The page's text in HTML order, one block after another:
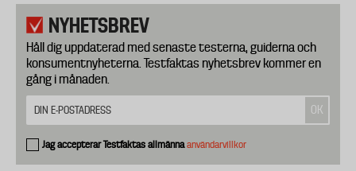
NYHETSBREV
Håll dig uppdaterad med senaste testerna, guiderna och
konsumentnyheterna. Testfaktas nyhetsbrev kommer en
gång i månaden.
Jag accepterar Testfaktas allmännaanvändarvillkor